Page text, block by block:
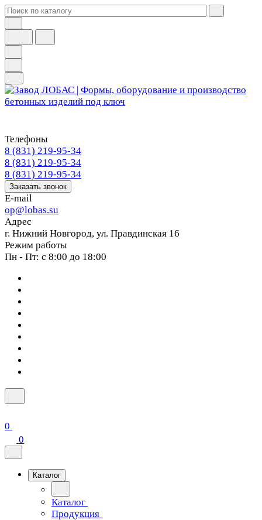
Телефоны
8 (831) 219-95-34
8 (831) 219-95-34
8 (831) 219-95-34
Заказать звонок
E-mail
op@lobas.su
Адрес
г. Нижний Новгород, ул. Правдинская 16
Режим работы
Пн - Пт: с 8:00 до 18:00
0
0
Каталог
Каталог
Продукция